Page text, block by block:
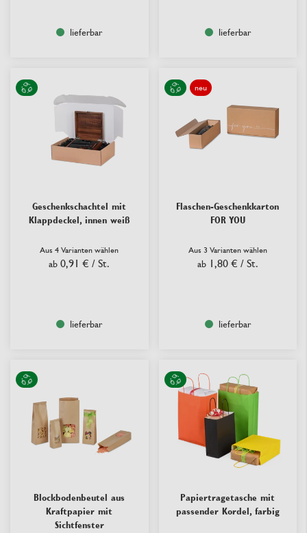
lieferbar lieferbar
Geschenkschachtel mit
Klappdeckel, innen weiß
Aus 4 Varianten wählen
ab 0,91 € / St.
lieferbar
neu
Flaschen-Geschenkkarton
FOR YOU
Aus 3 Varianten wählen
ab 1,80 € / St.
lieferbar
Blockbodenbeutel aus
Kraftpapier mit
Sichtfenster
Papiertragetasche mit
passender Kordel, farbig